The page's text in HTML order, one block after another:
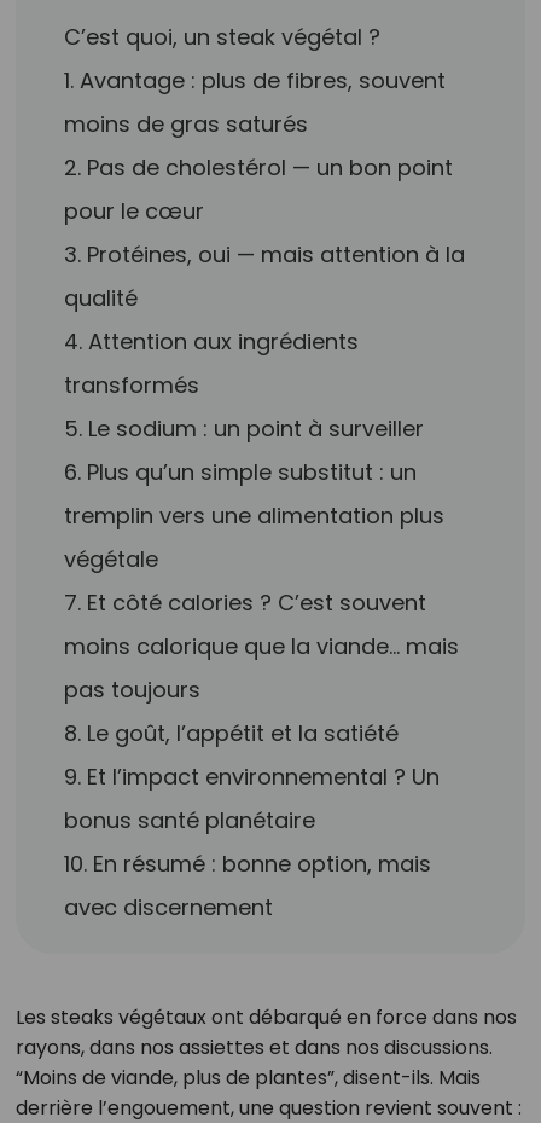
C’est quoi, un steak végétal ?
1. Avantage : plus de fibres, souvent
moins de gras saturés
2. Pas de cholestérol — un bon point
pour le cœur
3. Protéines, oui — mais attention à la
qualité
4. Attention aux ingrédients
transformés
5. Le sodium : un point à surveiller
6. Plus qu’un simple substitut : un
tremplin vers une alimentation plus
végétale
7. Et côté calories ? C’est souvent
moins calorique que la viande… mais
pas toujours
8. Le goût, l’appétit et la satiété
9. Et l’impact environnemental ? Un
bonus santé planétaire
10. En résumé : bonne option, mais
avec discernement
Les steaks végétaux ont débarqué en force dans nos
rayons, dans nos assiettes et dans nos discussions.
“Moins de viande, plus de plantes”, disent-ils. Mais
derrière l’engouement, une question revient souvent :